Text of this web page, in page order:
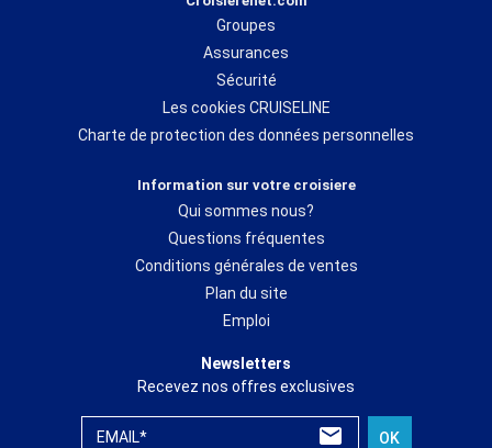
Groupes
Assurances
Sécurité
Les cookies CRUISELINE
Charte de protection des données personnelles
Information sur votre croisiere
Qui sommes nous?
Questions fréquentes
Conditions générales de ventes
Plan du site
Emploi
Newsletters
Recevez nos offres exclusives
EMAIL* OK